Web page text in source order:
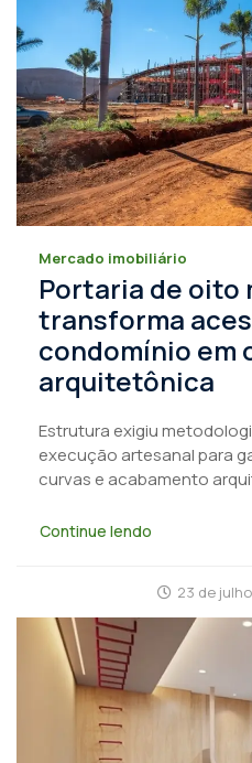
Mercado imobiliário
Portaria de oito
transforma
condomínio em
arquitetônica
Estrutura exigiu
execução artesanal para
curvas e acabamento
Continue lendo
23 de